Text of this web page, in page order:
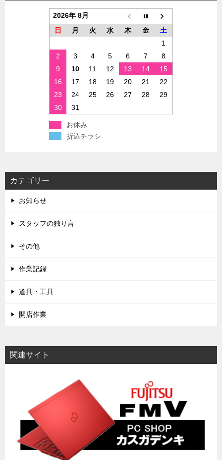
2026年 8月
日
月 火 水 木 金
土
1
2
3 4 5 6 7
8
9
10 11 12 13 14
15
16
17 18 19 20 21
22
23
24 25 26 27 28
29
30
31
お休み
折込チラシ
カテゴリー
お知らせ
スタッフの独り言
その他
作業記録
道具・工具
開店作業
関連サイト